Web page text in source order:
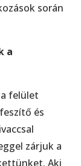
során
a
felület
és
zárjuk a
Aki